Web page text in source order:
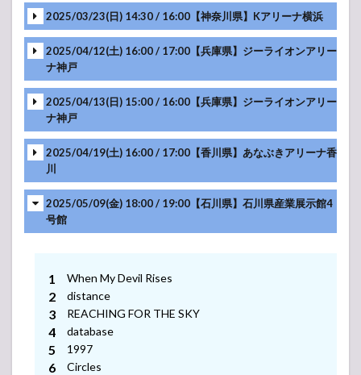
-アンコール-
-アンコール-
-アンコール-
-アンコール-
-アンコール-
-アンコール-
-アンコール-
2025/03/23(日) 14:30 / 16:00【神奈川県】Kアリーナ横浜
-アンコール-
2025/04/12(土) 16:00 / 17:00【兵庫県】ジーライオンアリー
ナ神戸
2025/04/13(日) 15:00 / 16:00【兵庫県】ジーライオンアリー
ナ神戸
2025/04/19(土) 16:00 / 17:00【香川県】あなぶきアリーナ香
川
2025/05/09(金) 18:00 / 19:00【石川県】石川県産業展示館4
号館
When My Devil Rises
distance
REACHING FOR THE SKY
database
1997
Circles